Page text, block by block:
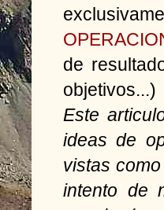
de
objetivos...)
Este
ideas de
vistas
intento de